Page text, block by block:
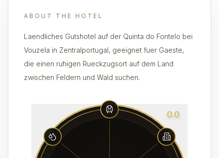
ABOUT THE HOTEL
Laendliches Gutshotel auf der Quinta do Fontelo bei
Vouzela in Zentralportugal, geeignet fuer Gaeste,
die einen ruhigen Rueckzugsort auf dem Land
zwischen Feldern und Wald suchen.
0.0